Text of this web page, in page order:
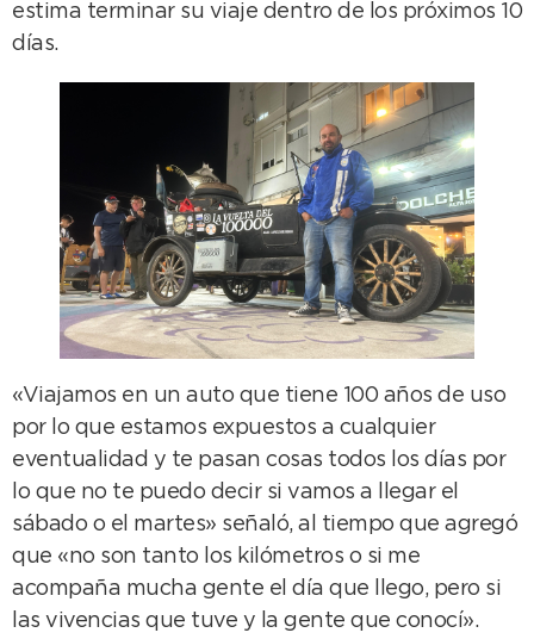
estima terminar su viaje dentro de los próximos 10
días.
«Viajamos en un auto que tiene 100 años de uso
por lo que estamos expuestos a cualquier
eventualidad y te pasan cosas todos los días por
lo que no te puedo decir si vamos a llegar el
sábado o el martes» señaló, al tiempo que agregó
que «no son tanto los kilómetros o si me
acompaña mucha gente el día que llego, pero si
las vivencias que tuve y la gente que conocí».